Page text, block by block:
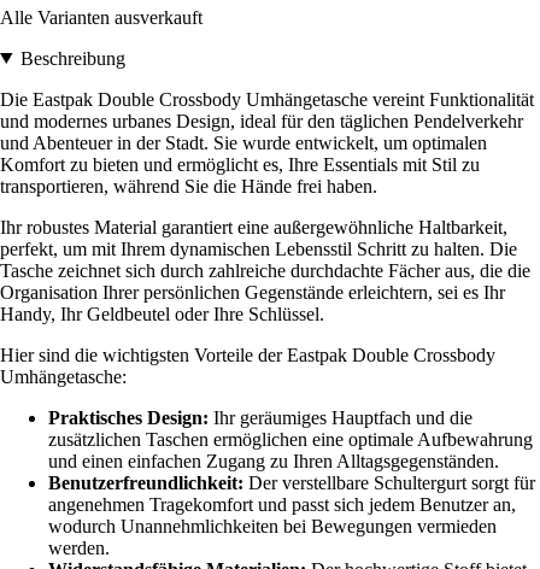
Alle Varianten ausverkauft
Beschreibung
Die Eastpak Double Crossbody Umhängetasche vereint Funktionalität
und modernes urbanes Design, ideal für den täglichen Pendelverkehr
und Abenteuer in der Stadt. Sie wurde entwickelt, um optimalen
Komfort zu bieten und ermöglicht es, Ihre Essentials mit Stil zu
transportieren, während Sie die Hände frei haben.
Ihr robustes Material garantiert eine außergewöhnliche Haltbarkeit,
perfekt, um mit Ihrem dynamischen Lebensstil Schritt zu halten. Die
Tasche zeichnet sich durch zahlreiche durchdachte Fächer aus, die die
Organisation Ihrer persönlichen Gegenstände erleichtern, sei es Ihr
Handy, Ihr Geldbeutel oder Ihre Schlüssel.
Hier sind die wichtigsten Vorteile der Eastpak Double Crossbody
Umhängetasche:
Praktisches Design: Ihr geräumiges Hauptfach und die
zusätzlichen Taschen ermöglichen eine optimale Aufbewahrung
und einen einfachen Zugang zu Ihren Alltagsgegenständen.
Benutzerfreundlichkeit: Der verstellbare Schultergurt sorgt für
angenehmen Tragekomfort und passt sich jedem Benutzer an,
wodurch Unannehmlichkeiten bei Bewegungen vermieden
werden.